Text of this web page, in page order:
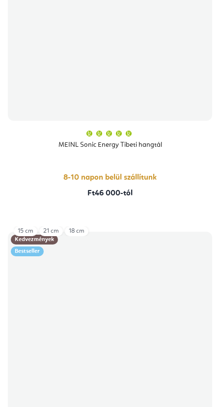
MEINL Sonic Energy Tibeti hangtál
átlagos
értékelése
csillag.
8-10 napon belül szállítunk
Ft46 000-tól
Kedvezmények
Bestseller
15 cm 21 cm 18 cm